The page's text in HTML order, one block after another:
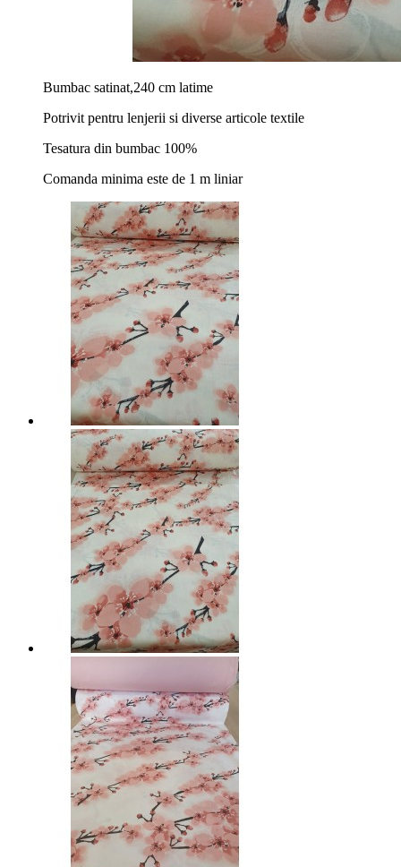
Bumbac satinat,240 cm latime
Potrivit pentru lenjerii si diverse articole textile
Tesatura din bumbac 100%
Comanda minima este de 1 m liniar